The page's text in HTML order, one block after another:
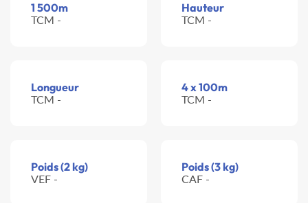
1 500m
TCM -
Hauteur
TCM -
Longueur
TCM -
4 x 100m
TCM -
Poids (2 kg)
VEF -
Poids (3 kg)
CAF -